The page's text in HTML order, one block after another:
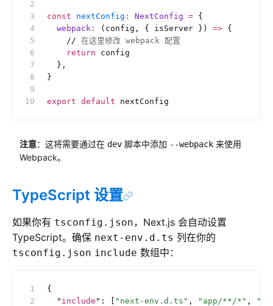
const nextConfig : NextConfig = {
  webpack
: (config, { isServer }) => {
    //
在这里修改 webpack 配置
    return
config
  },
}
export default nextConfig
注意：这将需要通过在 dev 脚本中添加 --webpack 来使用
Webpack。
TypeScript 设置
如果你有 tsconfig.json，Next.js 会自动设置
TypeScript。确保 next-env.d.ts 列在你的
tsconfig.json include 数组中：
{
  "
include " : "next-env.d.ts" , "app/**/*" ,